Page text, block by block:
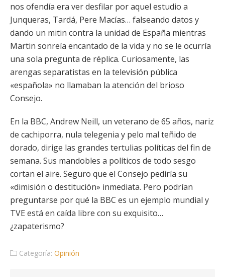
nos ofendía era ver desfilar por aquel estudio a
Junqueras, Tardá, Pere Macías… falseando datos y
dando un mitin contra la unidad de España mientras
Martin sonreía encantado de la vida y no se le ocurría
una sola pregunta de réplica. Curiosamente, las
arengas separatistas en la televisión pública
«española» no llamaban la atención del brioso
Consejo.
En la BBC, Andrew Neill, un veterano de 65 años, nariz
de cachiporra, nula telegenia y pelo mal teñido de
dorado, dirige las grandes tertulias políticas del fin de
semana. Sus mandobles a políticos de todo sesgo
cortan el aire. Seguro que el Consejo pediría su
«dimisión o destitución» inmediata. Pero podrían
preguntarse por qué la BBC es un ejemplo mundial y
TVE está en caída libre con su exquisito…
¿zapaterismo?
Categoría: Opinión